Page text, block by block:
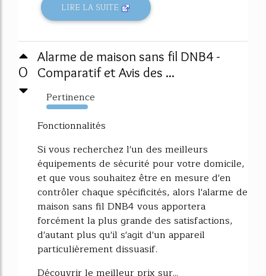
LIRE LA SUITE
0
Alarme de maison sans fil DNB4 -
Comparatif et Avis des ...
Pertinence
5250%
Fonctionnalités
Si vous recherchez l'un des meilleurs
équipements de sécurité pour votre domicile,
et que vous souhaitez être en mesure d'en
contrôler chaque spécificités, alors l'alarme de
maison sans fil DNB4 vous apportera
forcément la plus grande des satisfactions,
d'autant plus qu'il s'agit d'un appareil
particulièrement dissuasif.